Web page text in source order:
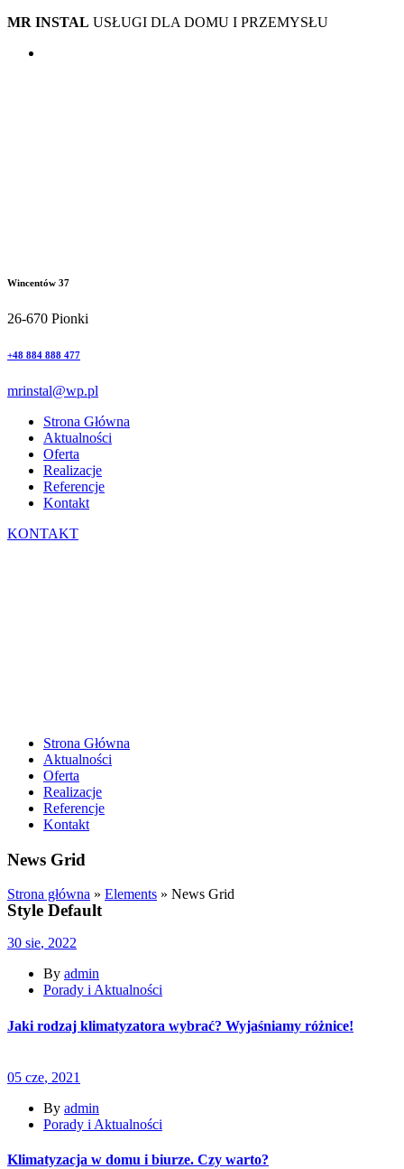
MR INSTAL USŁUGI DLA DOMU I PRZEMYSŁU
Wincentów 37
26-670 Pionki
+48 884 888 477
mrinstal@wp.pl
Strona Główna
Aktualności
Oferta
Realizacje
Referencje
Kontakt
KONTAKT
Strona Główna
Aktualności
Oferta
Realizacje
Referencje
Kontakt
News Grid
Strona główna » Elements » News Grid
Style Default
30 sie, 2022
By admin
Porady i Aktualności
Jaki rodzaj klimatyzatora wybrać? Wyjaśniamy różnice!
05 cze, 2021
By admin
Porady i Aktualności
Klimatyzacja w domu i biurze. Czy warto?